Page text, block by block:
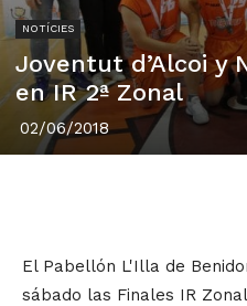
NOTÍCIES
Joventut d’Alcoi y
en IR 2ª Zonal
02/06/2018
El Pabellón L'Illa de
sábado las Finales IR